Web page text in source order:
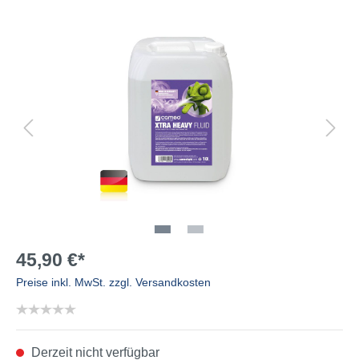
45,90 €*
Preise inkl. MwSt. zzgl. Versandkosten
Derzeit nicht verfügbar